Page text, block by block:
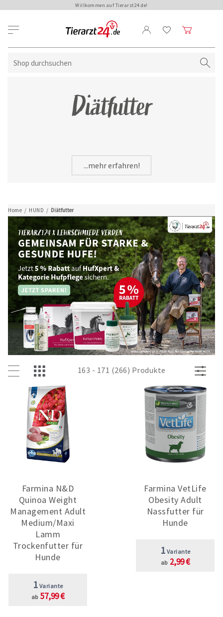
Willkommen auf Tierarzt24.de!
Home / HUND / Diätfutter
Diätfutter
...mehr erfahren!
163 - 171 (266) Produkte
Farmina N&D
Quinoa Weight
Management Adult
Medium/Maxi
Lamm
Trockenfutter für
Hunde
1 Variante
ab 57,99 €
Farmina VetLife
Obesity Adult
Nassfutter für
Hunde
1 Variante
ab 2,99 €